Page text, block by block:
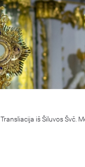
Transliacija iš Šiluvos Švč.